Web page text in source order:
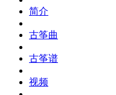
简介
古筝曲
古筝谱
视频